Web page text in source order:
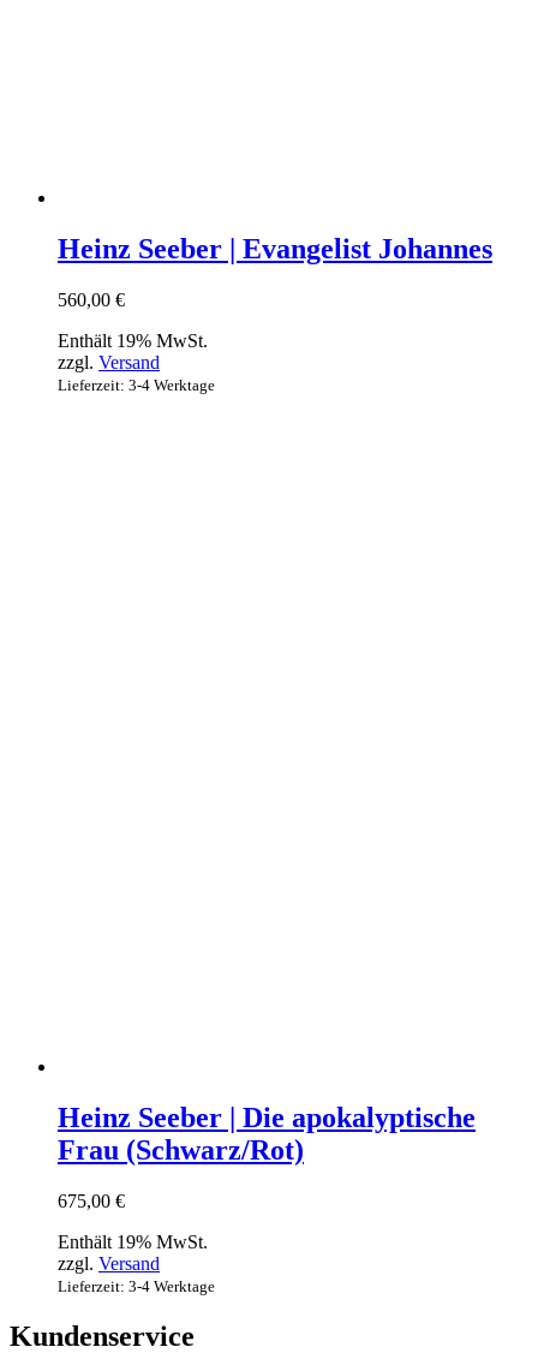
Heinz Seeber | Evangelist Johannes
560,00 €
Enthält 19% MwSt.
zzgl. Versand
Lieferzeit: 3-4 Werktage
Heinz Seeber | Die apokalyptische
Frau (Schwarz/Rot)
675,00 €
Enthält 19% MwSt.
zzgl. Versand
Lieferzeit: 3-4 Werktage
Kundenservice